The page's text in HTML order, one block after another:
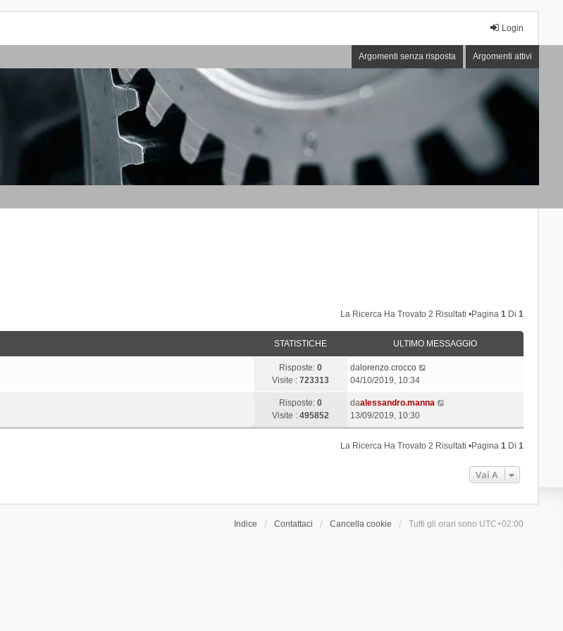
Login
Argomenti senza risposta Argomenti attivi
La Ricerca Ha Trovato 2 Risultati •Pagina1 Di1
STATISTICHE ULTIMO MESSAGGIO
Risposte:0
Visite :723313
dalorenzo.crocco
04/10/2019, 10:34
Risposte:0
Visite :495852
daalessandro.manna
13/09/2019, 10:30
La Ricerca Ha Trovato 2 Risultati •Pagina1 Di1
Vai A
Indice Contattaci Cancella cookie Tutti gli orari sono UTC+02:00